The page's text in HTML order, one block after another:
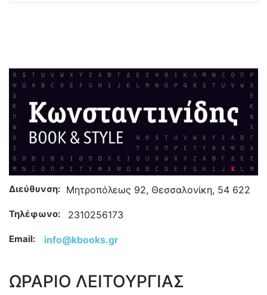
Διεύθυνση: Μητροπόλεως 92, Θεσσαλονίκη, 54 622
Τηλέφωνο: 2310256173
Email: info@kbooks.gr
ΩΡΑΡΙΟ ΛΕΙΤΟΥΡΓΙΑΣ